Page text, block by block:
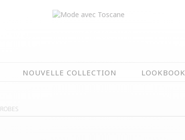
NOUVELLE COLLECTION LOOKBOOK
ÉTÉ EN FLEURS
ROBES